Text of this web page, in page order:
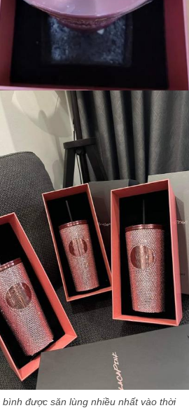
được săn lùng nhiều nhất vào thời